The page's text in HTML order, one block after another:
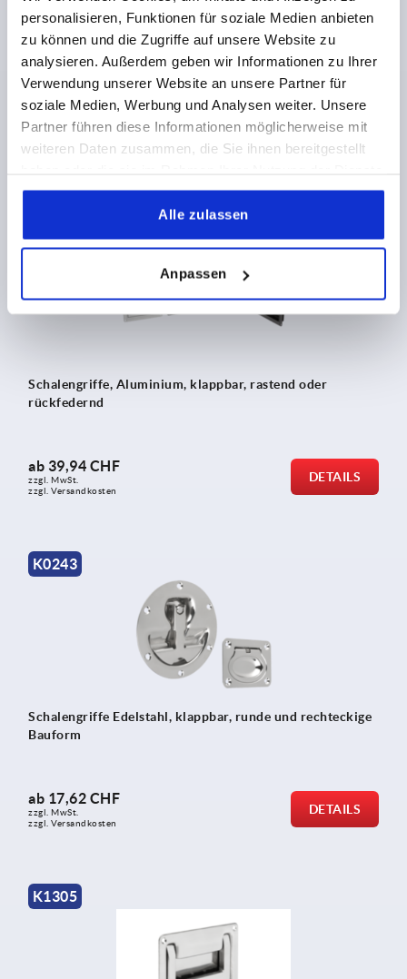
personalisieren, Funktionen für soziale Medien anbieten
zu können und die Zugriffe auf unsere Website zu
analysieren. Außerdem geben wir Informationen zu Ihrer
Verwendung unserer Website an unsere Partner für
soziale Medien, Werbung und Analysen weiter. Unsere
Partner führen diese Informationen möglicherweise mit
weiteren Daten zusammen, die Sie ihnen bereitgestellt
gesammelt haben.
Alle zulassen
Anpassen
Schalengriffe, Aluminium, klappbar mit Fingermulden,
rastend oder rückfedernd
ab51,02 CHF
zzgl. MwSt.
DETAILS
Schalengriffe, Aluminium, klappbar, rastend oder
rückfedernd
ab 39,94 CHF
zzgl. MwSt.
zzgl. Versandkosten
DETAILS
K0243
Schalengriffe Edelstahl, klappbar, runde und rechteckige
Bauform
ab 17,62 CHF
zzgl. MwSt.
zzgl. Versandkosten
DETAILS
K1305